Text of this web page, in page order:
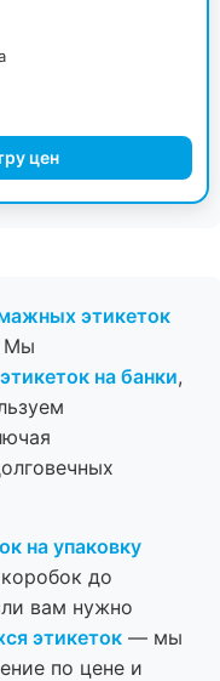
цен
этикеток
Мы
на банки,
на упаковку
до
вам нужно
этикеток — мы
по цене и